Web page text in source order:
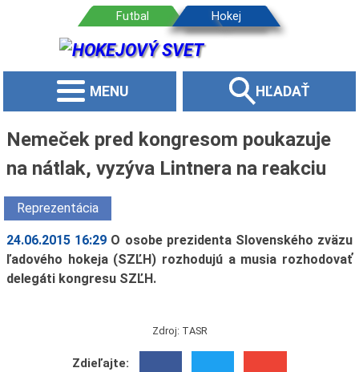
MENU HĽADAŤ
Nemeček pred kongresom poukazuje
na nátlak, vyzýva Lintnera na reakciu
Reprezentácia
24.06.2015 16:29 O osobe prezidenta Slovenského zväzu
ľadového hokeja (SZĽH) rozhodujú a musia rozhodovať
delegáti kongresu SZĽH.
Zdroj: TASR
Zdieľajte: